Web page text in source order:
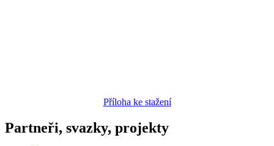
Příloha ke stažení
Partneři, svazky, projekty